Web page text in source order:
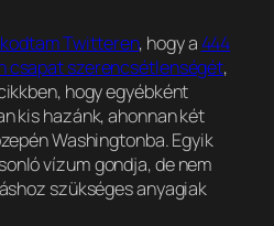
Twitteren, hogy a444
csapat szerencsétlenségét,
hogy egyébként
kis hazánk, ahonnan két
Washingtonba. Egyik
vízum gondja, de nem
szükséges anyagiak